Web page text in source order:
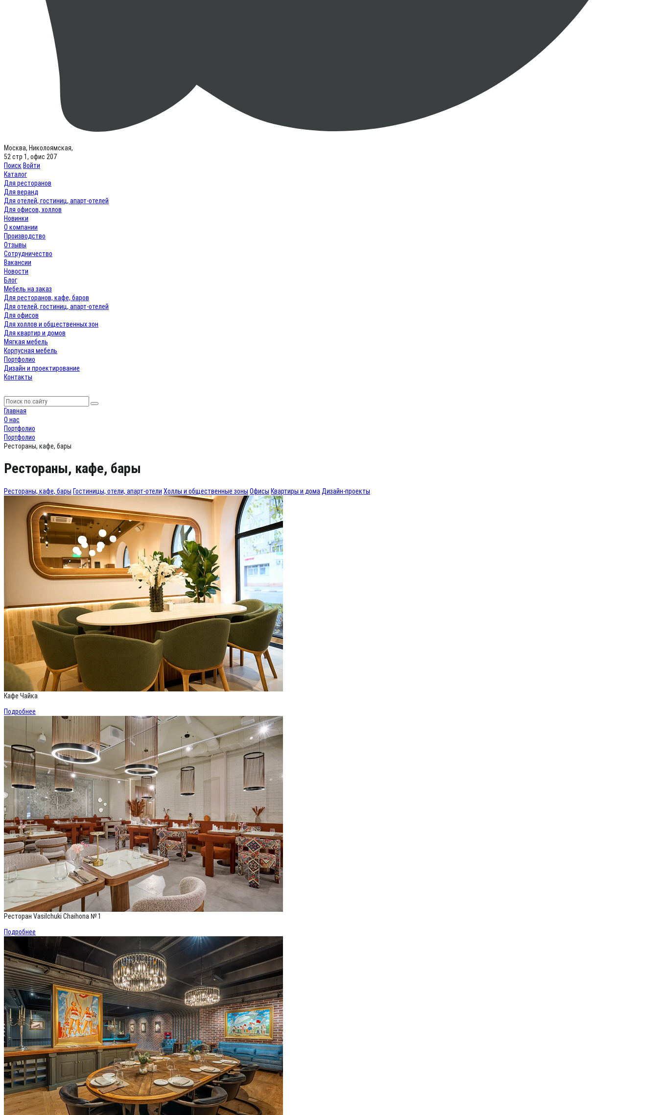
Москва, Николоямская,
52 стр 1, офис 207
Поиск Войти
Каталог
Для ресторанов
Для веранд
Для отелей, гостиниц, апарт-отелей
Для офисов, холлов
Новинки
О компании
Производство
Отзывы
Сотрудничество
Вакансии
Новости
Блог
Мебель на заказ
Для ресторанов, кафе, баров
Для отелей, гостиниц, апарт-отелей
Для офисов
Для холлов и общественных зон
Для квартир и домов
Мягкая мебель
Корпусная мебель
Портфолио
Дизайн и проектирование
Контакты
Главная
О нас
Портфолио
Портфолио
Рестораны, кафе, бары
Рестораны, кафе, бары
Рестораны, кафе, бары Гостиницы, отели, апарт-отели Холлы и общественные зоны Офисы Квартиры и дома Дизайн-проекты
Кафе Чайка
Подробнее
Ресторан Vasilchuki Chaihona № 1
Подробнее